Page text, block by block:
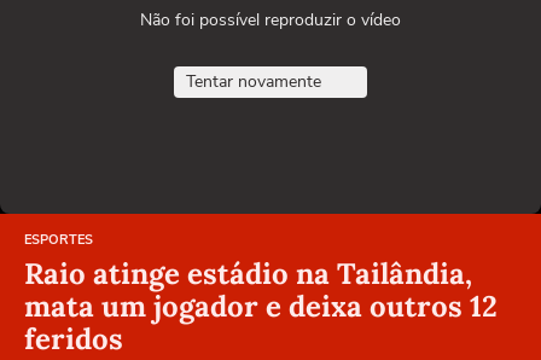
Não foi possível reproduzir o vídeo
Tentar novamente
ESPORTES
Raio atinge estádio na Tailândia,
mata um jogador e deixa outros 12
feridos